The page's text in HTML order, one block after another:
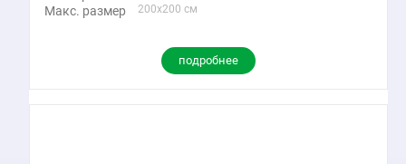
Макс. размер 200x200 см
подробнее